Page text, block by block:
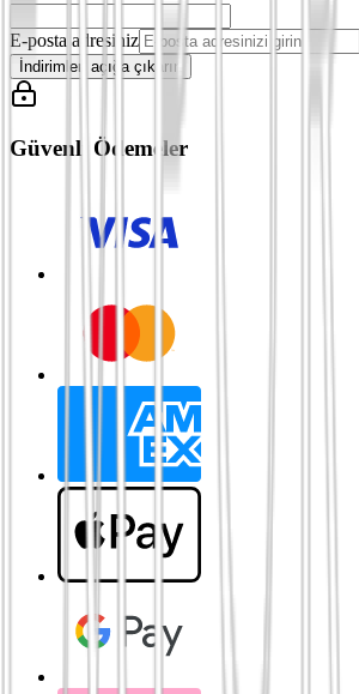
E-posta adresiniz
İndirimleri açığa çıkarın
Güvenli Ödemeler